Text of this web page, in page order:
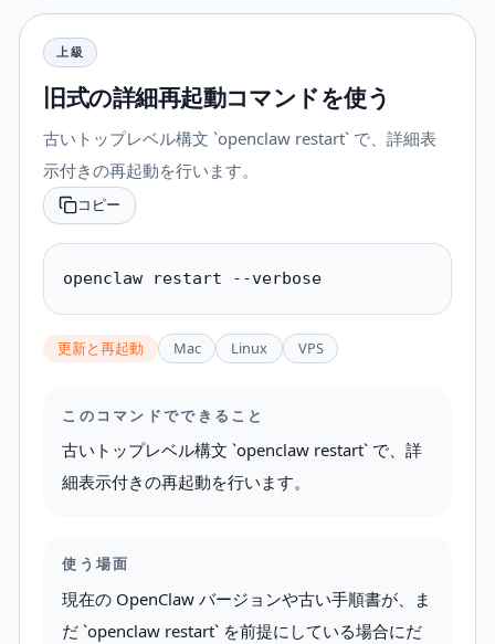
上級
旧式の詳細再起動コマンドを使う
古いトップレベル構文 `openclaw restart` で、詳細表
示付きの再起動を行います。
コピー
openclaw restart --verbose
更新と再起動 Mac Linux VPS
このコマンドでできること
古いトップレベル構文 `openclaw restart` で、詳
細表示付きの再起動を行います。
使う場面
現在の OpenClaw バージョンや古い手順書が、ま
だ `openclaw restart` を前提にしている場合にだ